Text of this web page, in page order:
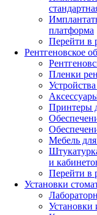
платформа
Перейти в
Рентгеновское
Пленки
Принтеры
Мебель
и
Перейти в
Установки
Установки